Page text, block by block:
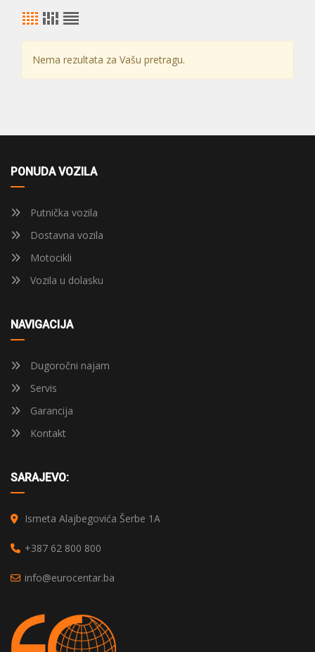
Nema rezultata za Vašu pretragu.
PONUDA VOZILA
Putnička vozila
Dostavna vozila
Motocikli
Vozila u dolasku
NAVIGACIJA
Dugoročni najam
Servis
Garancija
Kontakt
SARAJEVO:
Ismeta Alajbegovića Šerbe 1A
+387 62 800 800
info@eurocentar.ba